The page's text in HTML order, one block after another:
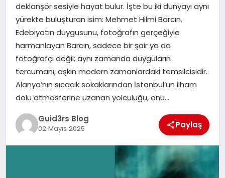
EKONOMI
MAGAZIN
EĞITIM
deklanşör sesiyle hayat bulur. İşte bu iki dünyayı aynı
yürekte buluşturan isim: Mehmet Hilmi Barcın.
Edebiyatın duygusunu, fotoğrafın gerçeğiyle
harmanlayan Barcın, sadece bir şair ya da
fotoğrafçı değil; aynı zamanda duyguların
tercümanı, aşkın modern zamanlardaki temsilcisidir.
Alanya’nın sıcacık sokaklarından İstanbul’un ilham
dolu atmosferine uzanan yolculuğu, onu…
Guid3rs Blog
02 Mayıs 2025 Paylaş